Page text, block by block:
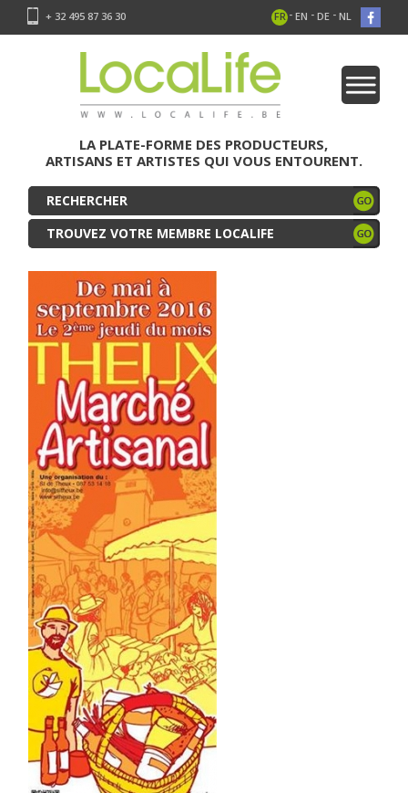
+ 32 495 87 36 30 FR - EN - DE - NL
LA PLATE-FORME DES PRODUCTEURS,
ARTISANS ET ARTISTES QUI VOUS ENTOURENT.
TROUVEZ VOTRE MEMBRE LOCALIFE